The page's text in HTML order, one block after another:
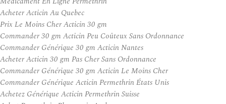
Acheter Acticin Au Quebec
Prix Le Moins Cher Acticin 30 gm
Commander 30 gm Acticin Peu Coûteux Sans Ordonnance
Commander Générique 30 gm Acticin Nantes
Acheter Acticin 30 gm Pas Cher Sans Ordonnance
Commander Générique 30 gm Acticin Le Moins Cher
Commander Générique Acticin Permethrin États Unis
Achetez Générique Acticin Permethrin Suisse